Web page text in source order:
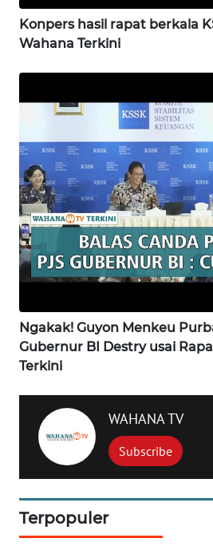
Konpers hasil rapat berkala
Wahana Terkini
Ngakak! Guyon Menkeu
Gubernur BI Destry usai
Terkini
WAHANA TV
Subscribe
Terpopuler
WN
BINTAN
WN
LIKUPANG
WN
LABUANBAJO
WN
BORNEO
Wahana
Media
Group
NEWS
WAHANA
TANI
WAHANA
ADVOKAT